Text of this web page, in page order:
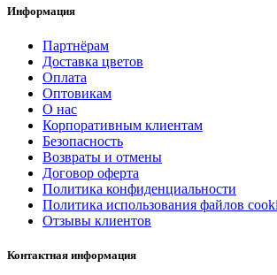
Информация
Партнёрам
Доставка цветов
Оплата
Оптовикам
О нас
Корпоративным клиентам
Безопасность
Возвраты и отмены
Договор оферта
Политика конфиденциальности
Политика использования файлов
Отзывы клиентов
Контактная информация